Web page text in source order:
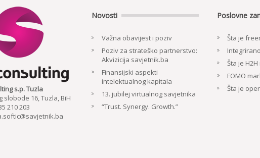
s.p. Tuzla
slobode 16, Tuzla, BiH
210 203
Novosti
Važna obavijest i poziv
Poziv za strateško partnerstvo:
Akvizicija savjetnik.ba
Finansijski aspekti
intelektualnog kapitala
13. jubilej virtualnog savjetnika
“Trust. Synergy. Growth.”
Poslovne
Šta je
Šta je
FOMO
Šta je